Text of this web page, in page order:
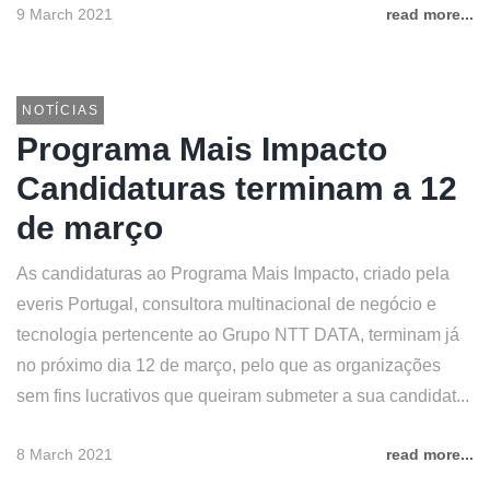
9 March 2021 read more...
NOTÍCIAS
Programa Mais Impacto
Candidaturas terminam a 12
de março
As candidaturas ao Programa Mais Impacto, criado pela
everis Portugal, consultora multinacional de negócio e
tecnologia pertencente ao Grupo NTT DATA, terminam já
no próximo dia 12 de março, pelo que as organizações
sem fins lucrativos que queiram submeter a sua candidat...
8 March 2021 read more...